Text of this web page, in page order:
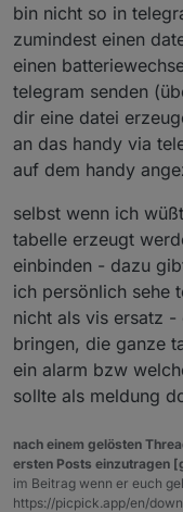
bin nicht so in
zumindest einen
einen
telegram senden
dir eine datei
an das handy via
auf dem handy
selbst wenn ich
tabelle erzeugt
einbinden - dazu
ich persönlich sehe
nicht als vis ersatz -
bringen, die ganze
ein alarm bzw
sollte als meldung
nach einem gelösten
ersten Posts einzutragen
im Beitrag wenn er euch
https://picpick.app/en/